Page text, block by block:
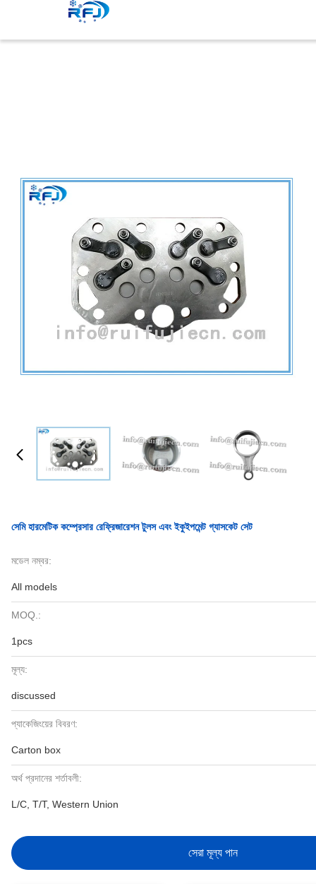
সেমি হারমেটিক কম্প্রেসার রেফ্রিজারেশন টুলস এবং ইকুইপমেন্ট গ্যাসকেট সেট
মডেল নম্বর:
All models
MOQ.:
1pcs
মূল্য:
discussed
প্যাকেজিংয়ের বিবরণ:
Carton box
অর্থ প্রদানের শর্তাবলী:
L/C, T/T, Western Union
সেরা মূল্য পান